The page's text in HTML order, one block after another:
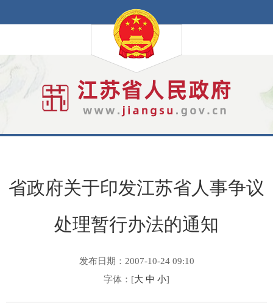
省政府关于印发江苏省人事争议
处理暂行办法的通知
发布日期：2007-10-24 09:10
字体：[大 中 小]